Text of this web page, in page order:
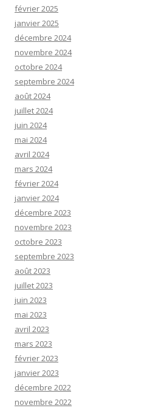
février 2025
janvier 2025
décembre 2024
novembre 2024
octobre 2024
septembre 2024
août 2024
juillet 2024
juin 2024
mai 2024
avril 2024
mars 2024
février 2024
janvier 2024
décembre 2023
novembre 2023
octobre 2023
septembre 2023
août 2023
juillet 2023
juin 2023
mai 2023
avril 2023
mars 2023
février 2023
janvier 2023
décembre 2022
novembre 2022